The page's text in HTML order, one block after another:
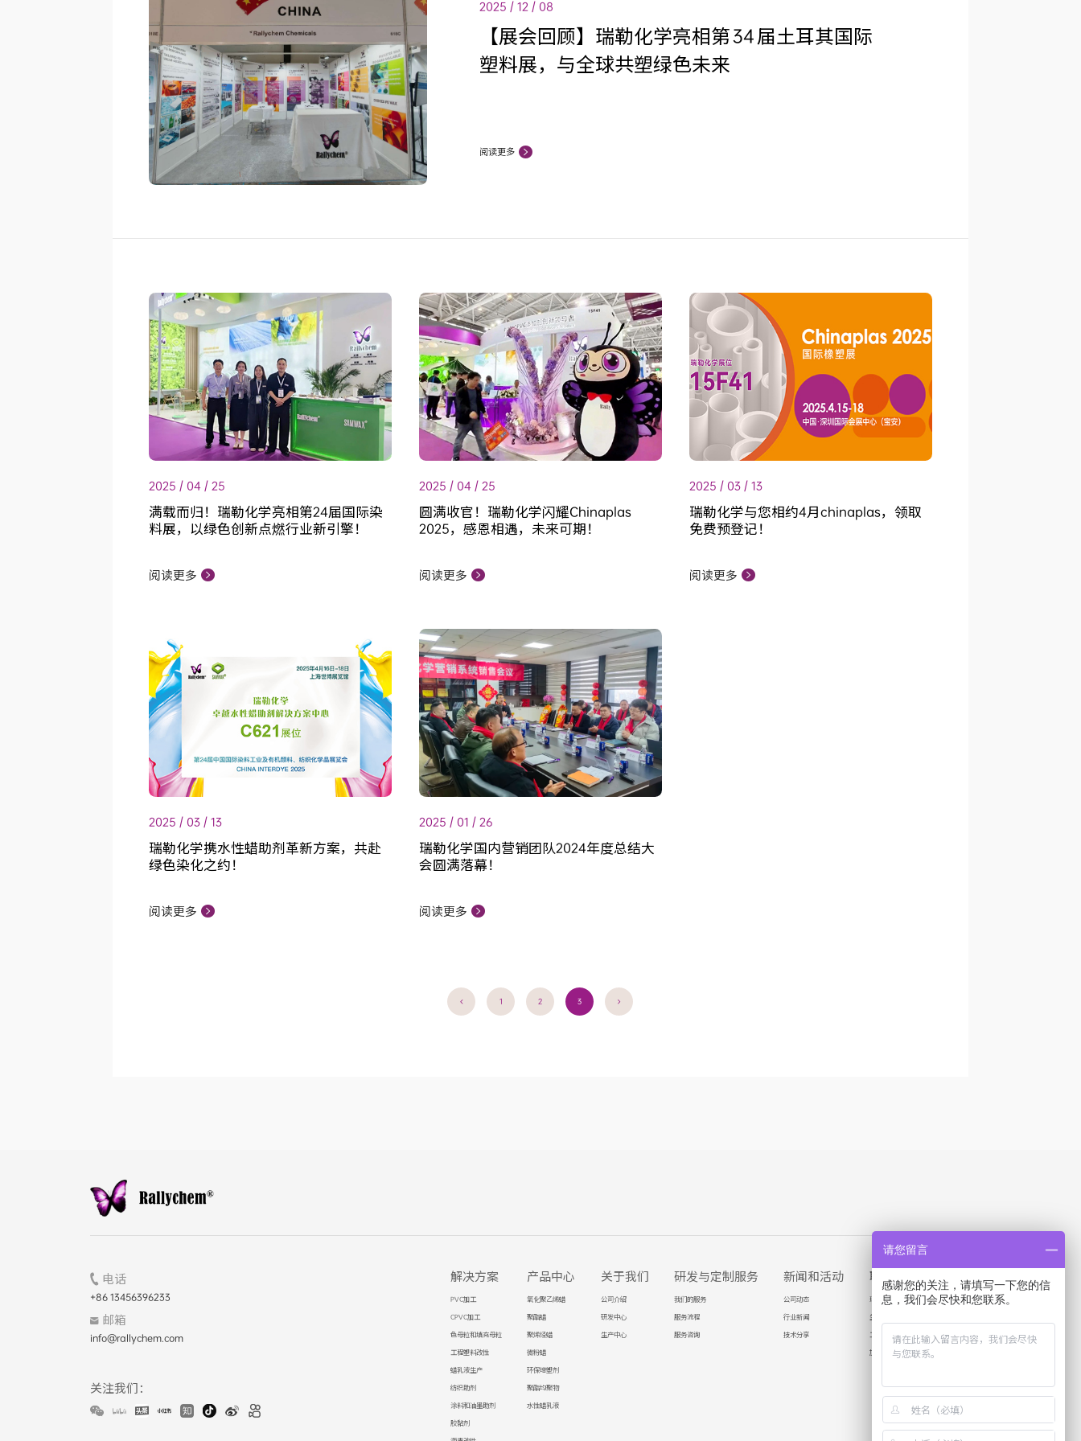
2025 / 12 / 08
【展会回顾】瑞勒化学亮相第 34 届土耳其国际
塑料展，与全球共塑绿色未来
阅读更多
2025 / 04 / 25
满载而归！瑞勒化学亮相第24届国际染
料展，以绿色创新点燃行业新引擎！
阅读更多
2025 / 04 / 25
圆满收官！瑞勒化学闪耀Chinaplas
2025，感恩相遇，未来可期！
阅读更多
2025 / 03 / 13
瑞勒化学与您相约4月chinaplas，领取
免费预登记！
阅读更多
2025 / 03 / 13
瑞勒化学携水性蜡助剂革新方案，共赴
绿色染化之约！
阅读更多
2025 / 01 / 26
瑞勒化学国内营销团队2024年度总结大
会圆满落幕！
阅读更多
1 2 3
电话
+86 13456396233
邮箱
info@rallychem.com
关注我们：
解决方案
PVC加工
CPVC加工
色母粒和填充母粒
工程塑料改性
蜡乳液生产
纺织助剂
涂料和油墨助剂
胶黏剂
产品中心
氧化聚乙烯蜡
聚酯蜡
聚烯烃蜡
微粉蜡
环保增塑剂
聚酯均聚物
水性蜡乳液
关于我们
公司介绍
研发中心
生产中心
研发与定制服务
我们的服务
服务流程
服务咨询
新闻和活动
公司动态
行业新闻
技术分享
职业生涯
瑞勒人才观
生活在瑞勒
工作在瑞勒
加入瑞勒
联系我们
请您留言
感谢您的关注，请填写一下您的信
息，我们会尽快和您联系。